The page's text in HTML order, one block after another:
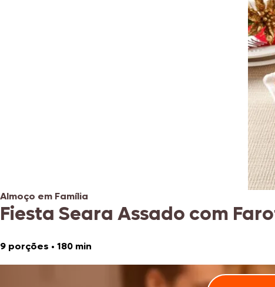
Almoço em Família
Fiesta Seara Assado com
9 porções • 180 min